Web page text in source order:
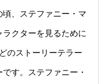
、ステファニー・マ
クターを見るために
のストーリーテラー
す。ステファニー・